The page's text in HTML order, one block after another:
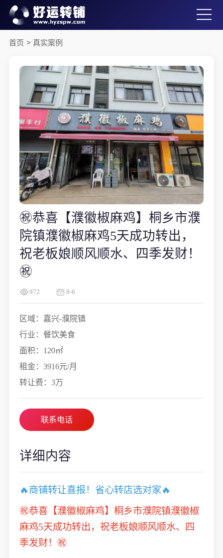
首页 > 真实案例
㊗️恭喜【濮徽椒麻鸡】桐乡市濮
院镇濮徽椒麻鸡5天成功转出，
祝老板娘顺风顺水、四季发财！
㊗️
972 8-6
区域：嘉兴-濮院镇
行业：餐饮美食
面积：120㎡
租金：3916元/月
转让费：3万
联系电话
详细内容
🔥商铺转让喜报！省心转店选对家🔥
㊗️恭喜【濮徽椒麻鸡】桐乡市濮院镇濮徽椒
麻鸡5天成功转出，祝老板娘顺风顺水、四
季发财！㊗️